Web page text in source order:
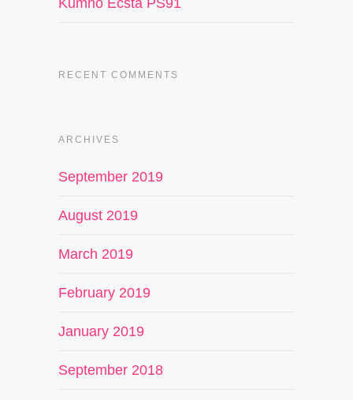
Kumho Ecsta PS91
RECENT COMMENTS
ARCHIVES
September 2019
August 2019
March 2019
February 2019
January 2019
September 2018